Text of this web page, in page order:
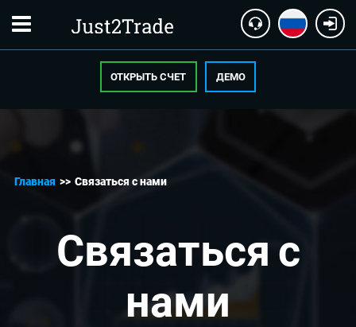
ОТКРЫТЬ СЧЕТ ДЕМО
Главная >> Связаться с нами
Связаться с
нами